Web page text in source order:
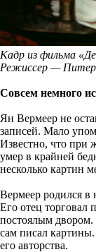
Кадр из фильма
Режиссер — Питер
Совсем немного
Ян Вермеер не
записей. Мало
Известно, что при
умер в крайней
несколько картин
Вермеер родился в
Его отец торговал
постоялым
сам писал
его авторства.